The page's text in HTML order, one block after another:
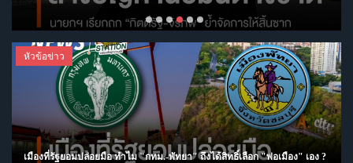
หัวข้อข่าว
เมืองที่รัฐยอมปล่อยมือ ทำไม "กทม.-พัทยา" ถึงได้สิทธิ์เลือก "พ่อเมือง" เอง ?